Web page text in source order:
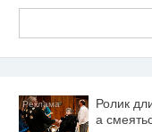
Ролик
а